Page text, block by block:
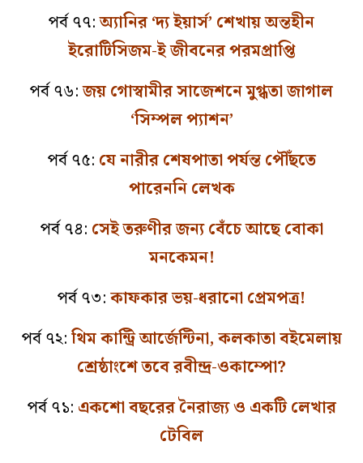
পর্ব ৭৭:অ্যানির ‘দ্য ইয়ার্স’ শেখায় অন্তহীন
ইরোটিসিজম-ই জীবনের পরমপ্রাপ্তি
পর্ব ৭৬:জয় গোস্বামীর সাজেশনে মুগ্ধতা জাগাল
‘সিম্পল প্যাশন’
পর্ব ৭৫: যে নারীর শেষপাতা পর্যন্ত পৌঁছতে
পারেননি লেখক
পর্ব ৭৪: সেই তরুণীর জন্য বেঁচে আছে বোকা
মনকেমন!
পর্ব ৭৩:কাফকার ভয়-ধরানো প্রেমপত্র!
পর্ব ৭২:থিম কান্ট্রি আর্জেন্টিনা, কলকাতা বইমেলায়
শ্রেষ্ঠাংশে তবে রবীন্দ্র-ওকাম্পো?
পর্ব ৭১: একশো বছরের নৈরাজ্য ও একটি লেখার
টেবিল